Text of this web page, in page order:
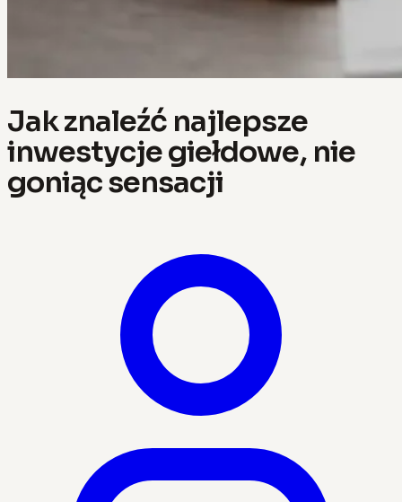
Jak znaleźć najlepsze
inwestycje giełdowe, nie
goniąc sensacji